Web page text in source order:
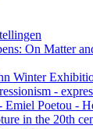
On Matter
Winter
-
Emiel Poetou -
in the 20th